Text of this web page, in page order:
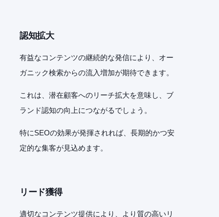
認知拡大
有益なコンテンツの継続的な発信により、オー
ガニック検索からの流入増加が期待できます。
これは、潜在顧客へのリーチ拡大を意味し、ブ
ランド認知の向上につながるでしょう。
特にSEOの効果が発揮されれば、長期的かつ安
定的な集客が見込めます。
リード獲得
適切なコンテンツ提供により、より質の高いリ